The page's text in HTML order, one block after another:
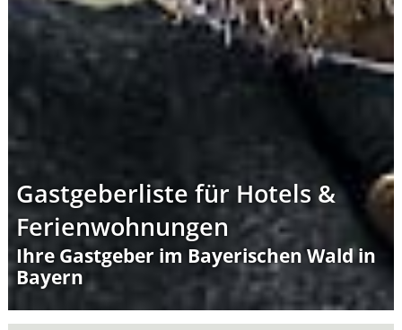
Gastgeberliste für Hotels &
Ferienwohnungen
Ihre Gastgeber im Bayerischen Wald in
Bayern